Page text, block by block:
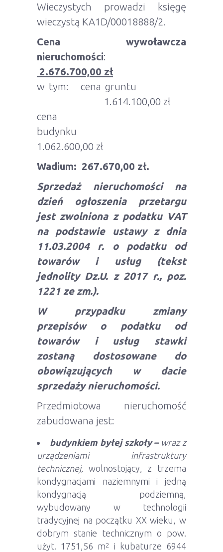
Wieczystych prowadzi księgę
wieczystą KA1D/00018888/2.
Cena wywoławcza
nieruchomości:
2.676.700,00 zł
w tym: cena gruntu
1.614.100,00 zł
cena
budynku
1.062.600,00 zł
Wadium: 267.670,00 zł.
Sprzedaż nieruchomości na
dzień ogłoszenia przetargu
jest zwolniona z podatku VAT
na podstawie ustawy z dnia
11.03.2004 r. o podatku od
towarów i usług (tekst
jednolity Dz.U. z 2017 r., poz.
1221 ze zm.).
W przypadku zmiany
przepisów o podatku od
towarów i usług stawki
zostaną dostosowane do
obowiązujących w dacie
sprzedaży nieruchomości.
Przedmiotowa nieruchomość
zabudowana jest:
budynkiem byłej szkoły – wraz z
urządzeniami infrastruktury
technicznej, wolnostojący, z trzema
kondygnacjami naziemnymi i jedną
kondygnacją podziemną,
wybudowany w technologii
tradycyjnej na początku XX wieku, w
dobrym stanie technicznym o pow.
użyt. 1751,56 m2 i kubaturze 6944